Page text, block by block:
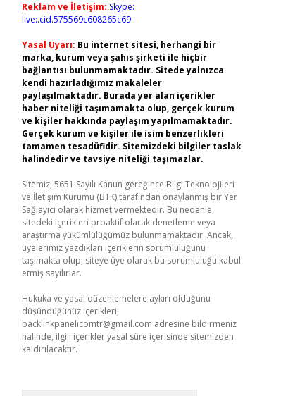
Reklam ve İletişim: Skype:
live:.cid.575569c608265c69
Yasal Uyarı: Bu internet sitesi, herhangi bir
marka, kurum veya şahıs şirketi ile hiçbir
bağlantısı bulunmamaktadır. Sitede yalnızca
kendi hazırladığımız makaleler
paylaşılmaktadır. Burada yer alan içerikler
haber niteliği taşımamakta olup, gerçek kurum
ve kişiler hakkında paylaşım yapılmamaktadır.
Gerçek kurum ve kişiler ile isim benzerlikleri
tamamen tesadüfidir. Sitemizdeki bilgiler taslak
halindedir ve tavsiye niteliği taşımazlar.
Sitemiz, 5651 Sayılı Kanun gereğince Bilgi Teknolojileri
ve İletişim Kurumu (BTK) tarafından onaylanmış bir Yer
Sağlayıcı olarak hizmet vermektedir. Bu nedenle,
sitedeki içerikleri proaktif olarak denetleme veya
araştırma yükümlülüğümüz bulunmamaktadır. Ancak,
üyelerimiz yazdıkları içeriklerin sorumluluğunu
taşımakta olup, siteye üye olarak bu sorumluluğu kabul
etmiş sayılırlar.
Hukuka ve yasal düzenlemelere aykırı olduğunu
düşündüğünüz içerikleri,
backlinkpanelicomtr@gmail.com adresine bildirmeniz
halinde, ilgili içerikler yasal süre içerisinde sitemizden
kaldırılacaktır.